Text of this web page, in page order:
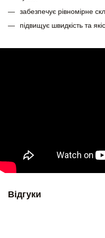
забезпечує рівномірне
підвищує швидкість та
Відгуки